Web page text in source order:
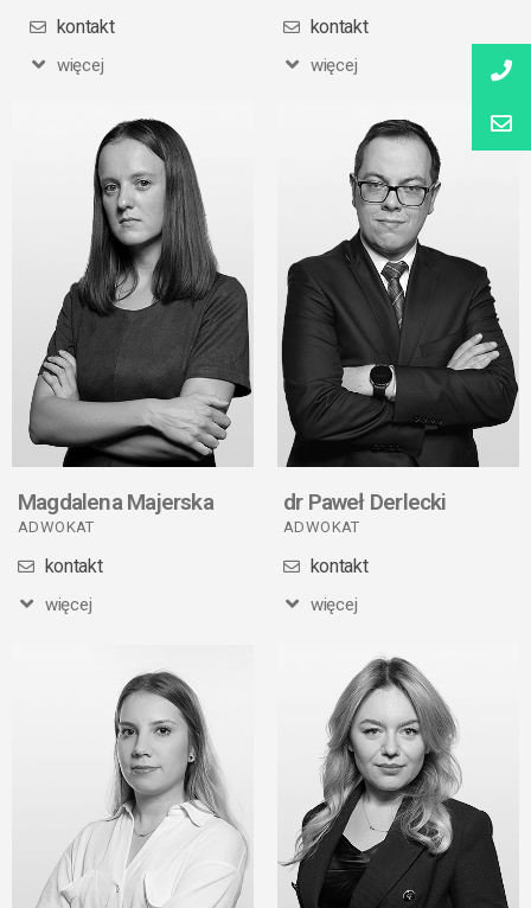
kontakt
więcej
kontakt
więcej
Magdalena Majerska
ADWOKAT
kontakt
więcej
dr Paweł Derlecki
ADWOKAT
kontakt
więcej